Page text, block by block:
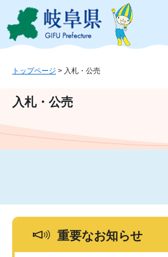
ジ
ュ
文
このページの本文へ
トップページ > 入札・公売
入札・公売
重要なお知らせ